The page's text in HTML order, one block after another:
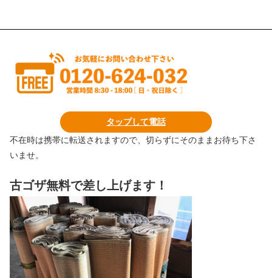
タップして電話
不在時は携帯に転送されますので、切らずにそのままお待ち下さ
いませ。
古ゴザ無料で差し上げます！